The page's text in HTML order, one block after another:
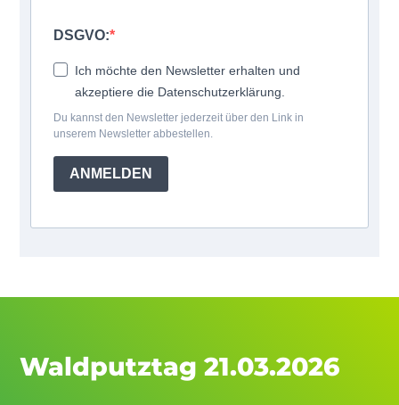
DSGVO:
Ich möchte den Newsletter erhalten und
akzeptiere die Datenschutzerklärung.
Du kannst den Newsletter jederzeit über den Link in
unserem Newsletter abbestellen.
ANMELDEN
Waldputztag 21.03.2026